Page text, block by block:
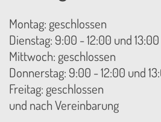
Montag: geschlossen
Dienstag: 9:00 - 12:00 und
Mittwoch: geschlossen
Donnerstag: 9:00 - 12:00 und
Freitag: geschlossen
und nach Vereinbarung